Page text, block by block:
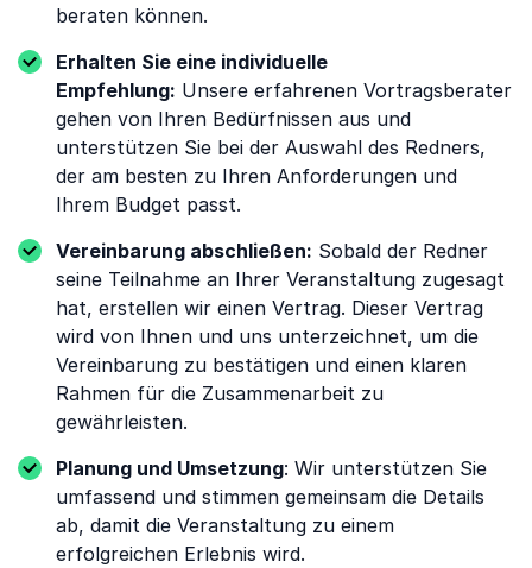
beraten können.
Erhalten Sie eine individuelle
Empfehlung: Unsere erfahrenen Vortragsberater
gehen von Ihren Bedürfnissen aus und
unterstützen Sie bei der Auswahl des Redners,
der am besten zu Ihren Anforderungen und
Ihrem Budget passt.
Vereinbarung abschließen: Sobald der Redner
seine Teilnahme an Ihrer Veranstaltung zugesagt
hat, erstellen wir einen Vertrag. Dieser Vertrag
wird von Ihnen und uns unterzeichnet, um die
Vereinbarung zu bestätigen und einen klaren
Rahmen für die Zusammenarbeit zu
gewährleisten.
Planung und Umsetzung: Wir unterstützen Sie
umfassend und stimmen gemeinsam die Details
ab, damit die Veranstaltung zu einem
erfolgreichen Erlebnis wird.